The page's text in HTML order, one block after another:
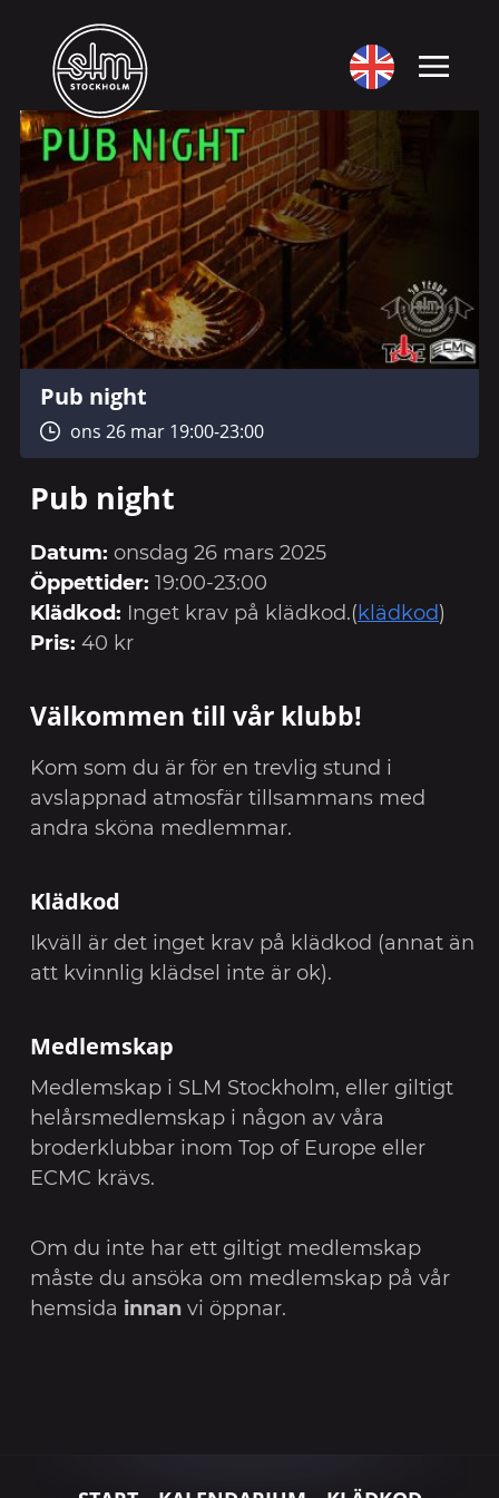
Pub night
ons 26 mar 19:00-23:00
Pub night
Datum: onsdag 26 mars 2025
Öppettider: 19:00-23:00
Klädkod: Inget krav på klädkod.(klädkod)
Pris: 40 kr
Välkommen till vår klubb!
Kom som du är för en trevlig stund i
avslappnad atmosfär tillsammans med
andra sköna medlemmar.
Klädkod
Ikväll är det inget krav på klädkod (annat än
att kvinnlig klädsel inte är ok).
Medlemskap
Medlemskap i SLM Stockholm, eller giltigt
helårsmedlemskap i någon av våra
broderklubbar inom Top of Europe eller
ECMC krävs.
Om du inte har ett giltigt medlemskap
måste du ansöka om medlemskap på vår
hemsida innan vi öppnar.